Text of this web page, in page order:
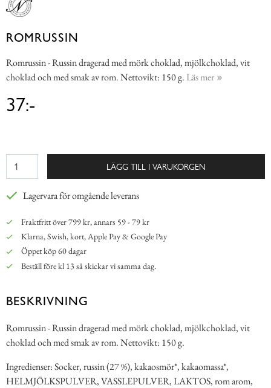
ROMRUSSIN
Romrussin - Russin dragerad med mörk choklad, mjölkchoklad, vit
choklad och med smak av rom. Nettovikt: 150 g. Läs mer
37:-
LÄGG TILL I VARUKORGEN
Lagervara för omgående leverans
Fraktfritt över 799 kr, annars 59 - 79 kr
Klarna, Swish, kort, Apple Pay & Google Pay
Öppet köp 60 dagar
Beställ före kl 13 så skickar vi samma dag.
BESKRIVNING
Romrussin - Russin dragerad med mörk choklad, mjölkchoklad, vit
choklad och med smak av rom. Nettovikt: 150 g.
Ingredienser: Socker, russin (27 %), kakaosmör*, kakaomassa*,
HELMJÖLKSPULVER, VASSLEPULVER, LAKTOS, rom arom,